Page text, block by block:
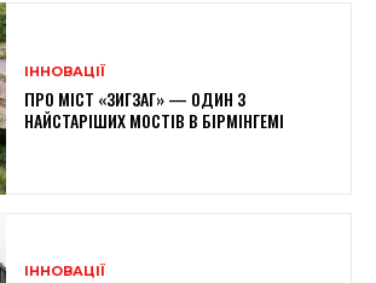
ІННОВАЦІЇ
ПРО МІСТ «ЗИГЗАГ» — ОДИН З
НАЙСТАРІШИХ МОСТІВ В БІРМІНГЕМІ
ІННОВАЦІЇ